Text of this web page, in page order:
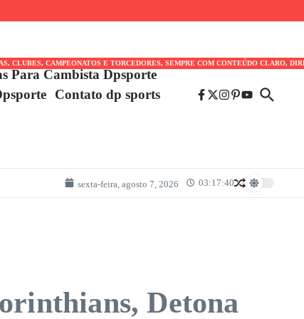
CLUBES, CAMPEONATOS E TORCEDORES, SEMPRE COM CONTEÚDO CLARO,
Para Cambista Dpsporte
Contato dp sports
sexta-feira, agosto 7, 2026 03:17:40
Detona